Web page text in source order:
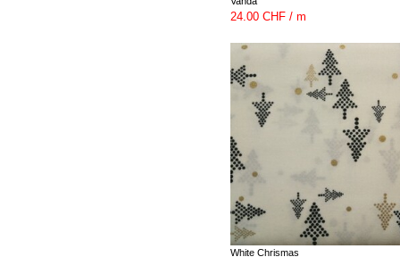
24.00 CHF / m
White Chrismas